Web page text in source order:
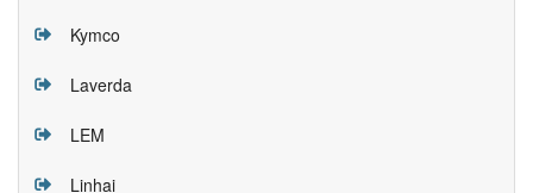
Kymco
Laverda
LEM
Linhai